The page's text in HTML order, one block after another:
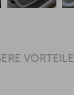
VORTEILE